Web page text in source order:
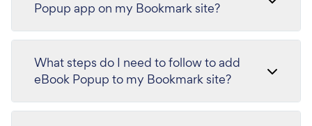
Popup app on my Bookmark site?
What steps do I need to follow to add
eBook Popup to my Bookmark site?